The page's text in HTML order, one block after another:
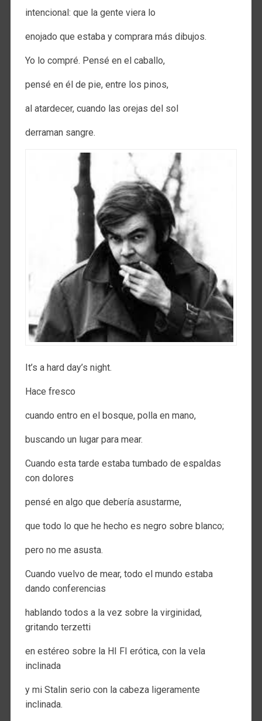
intencional: que la gente viera lo
enojado que estaba y comprara más dibujos.
Yo lo compré. Pensé en el caballo,
pensé en él de pie, entre los pinos,
al atardecer, cuando las orejas del sol
derraman sangre.
It’s a hard day’s night.
Hace fresco
cuando entro en el bosque, polla en mano,
buscando un lugar para mear.
Cuando esta tarde estaba tumbado de espaldas
con dolores
pensé en algo que debería asustarme,
que todo lo que he hecho es negro sobre blanco;
pero no me asusta.
Cuando vuelvo de mear, todo el mundo estaba
dando conferencias
hablando todos a la vez sobre la virginidad,
gritando terzetti
en estéreo sobre la HI FI erótica, con la vela
inclinada
y mi Stalin serio con la cabeza ligeramente
inclinada.